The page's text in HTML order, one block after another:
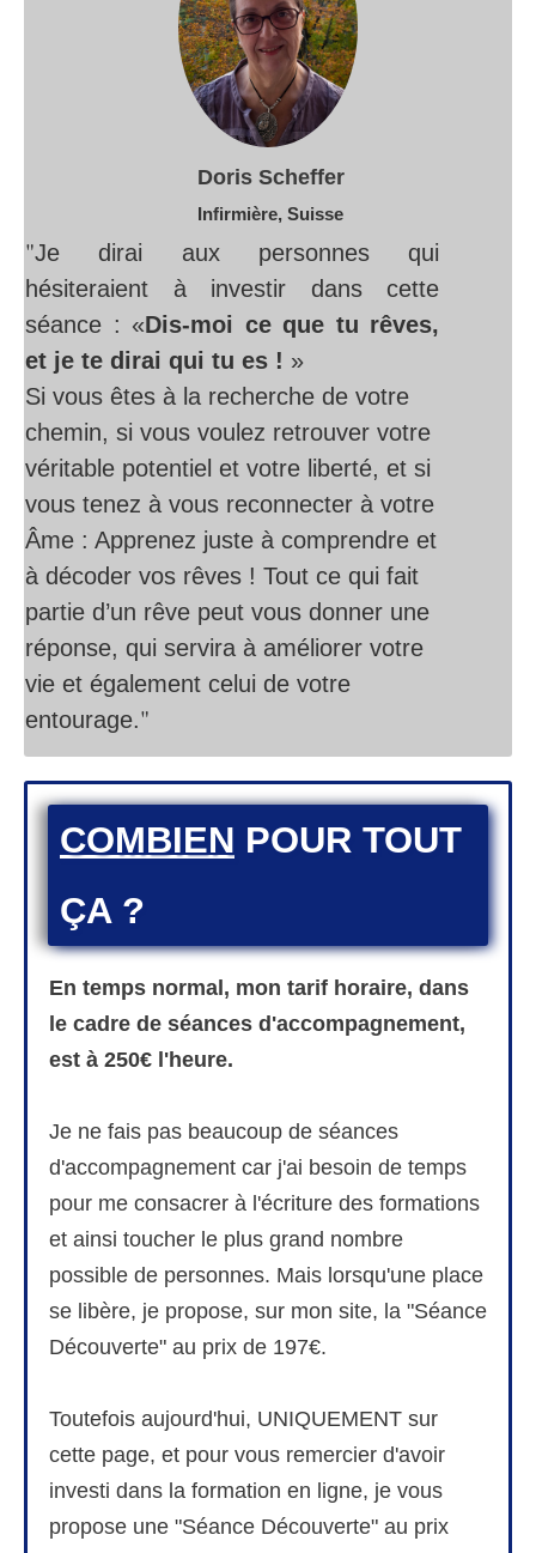
Doris Scheffer
Infirmière, Suisse
"Je dirai aux personnes qui
hésiteraient à investir dans cette
séance : «Dis-moi ce que tu rêves,
et je te dirai qui tu es ! »
Si vous êtes à la recherche de votre
chemin, si vous voulez retrouver votre
véritable potentiel et votre liberté, et si
vous tenez à vous reconnecter à votre
Âme : Apprenez juste à comprendre et
à décoder vos rêves ! Tout ce qui fait
partie d’un rêve peut vous donner une
réponse, qui servira à améliorer votre
vie et également celui de votre
entourage."
COMBIEN POUR TOUT
ÇA ?
En temps normal, mon tarif horaire, dans
le cadre de séances d'accompagnement,
est à 250€ l'heure.
Je ne fais pas beaucoup de séances
d'accompagnement car j'ai besoin de temps
pour me consacrer à l'écriture des formations
et ainsi toucher le plus grand nombre
possible de personnes. Mais lorsqu'une place
se libère, je propose, sur mon site, la "Séance
Découverte" au prix de 197€.
Toutefois aujourd'hui, UNIQUEMENT sur
cette page, et pour vous remercier d'avoir
investi dans la formation en ligne, je vous
propose une "Séance Découverte" au prix